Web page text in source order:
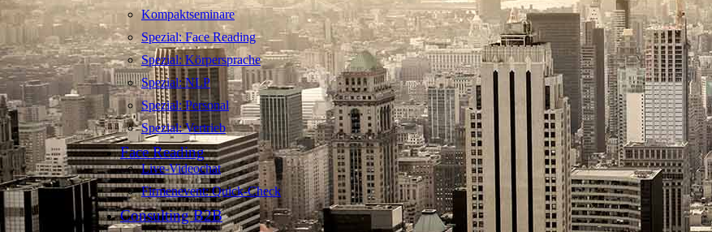
Kompaktseminare
Spezial: Face Reading
Spezial: Körpersprache
Spezial: NLP
Spezial: Personal
Spezial: Vertrieb
Face Reading
Live-Videochat
Firmenevent: Quick-Check
Consulting B2B